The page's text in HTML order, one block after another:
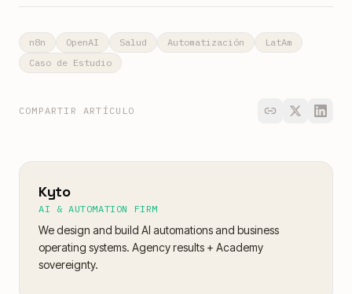
n8n OpenAI Salud Automatización
LatAm
Caso de Estudio
COMPARTIR ARTÍCULO
Kyto
AI & AUTOMATION FIRM
We design and build AI automations and business
operating systems. Agency results + Academy
sovereignty.